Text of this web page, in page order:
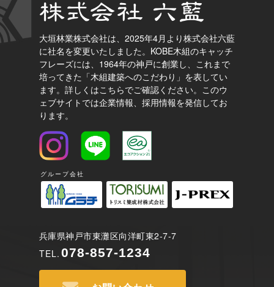
大垣林業株式会社は、2025年4月より株式会社六藍
に社名を変更いたしました。 KOBE木組のキャッチ
フレーズには、1964年の神戸に創業し、これまで
培ってきた「木組建築へのこだわり」を表してい
ます。 詳しくはこちらでご確認ください。 このウ
ェブサイトでは企業情報、採用情報を発信してお
ります。
グループ会社
兵庫県神戸市東灘区向洋町東2-7-7
TEL. 078-857-1234